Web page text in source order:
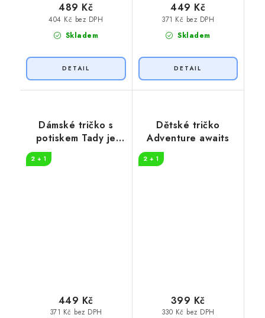
Skladem
404 Kč bez DPH
489 Kč
Skladem
371 Kč bez DPH
449 Kč
Dámské tričko s
potiskem Tady je
2 + 1
371 Kč bez DPH
449 Kč
Dětské tričko
Adventure awaits
2 + 1
330 Kč bez DPH
399 Kč